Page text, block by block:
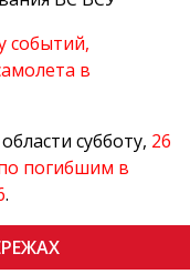
событий,
в
субботу, 26
погибшим в
.